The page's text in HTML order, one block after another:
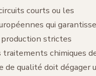
courts ou les
qui
strictes
chimiques
de qualité doit dégager